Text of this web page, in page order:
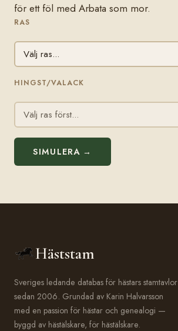
för ett föl med Arbata som mor.
RAS
HINGST/VALACK
SIMULERA →
Häststam
Sveriges ledande databas för hästars stamtavlor
sedan 2006. Grundad av Karin Halvarsson
med en passion för hästar och genealogi —
byggd av hästälskare, för hästälskare.